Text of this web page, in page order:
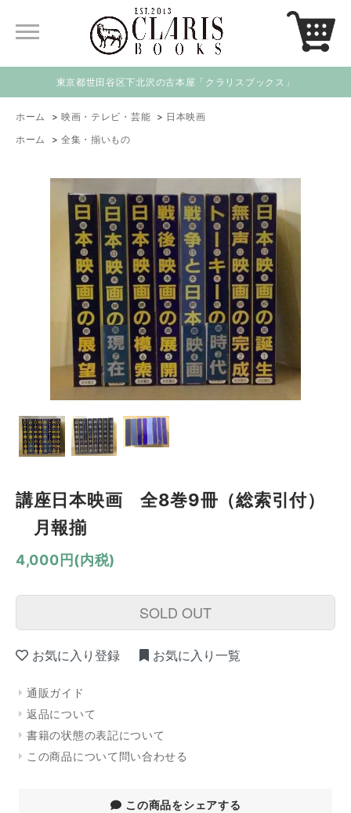
東京都世田谷区下北沢の古本屋「クラリスブックス」
ホーム > 映画・テレビ・芸能 > 日本映画
ホーム
> 全集・揃いもの
講座日本映画 全8巻9冊（総索引付）
月報揃
4,000円(内税)
SOLD OUT
お気に入り登録 お気に入り一覧
通販ガイド
返品について
書籍の状態の表記について
この商品について問い合わせる
この商品をシェアする